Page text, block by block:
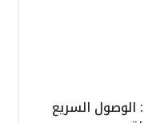
الوصول السريع